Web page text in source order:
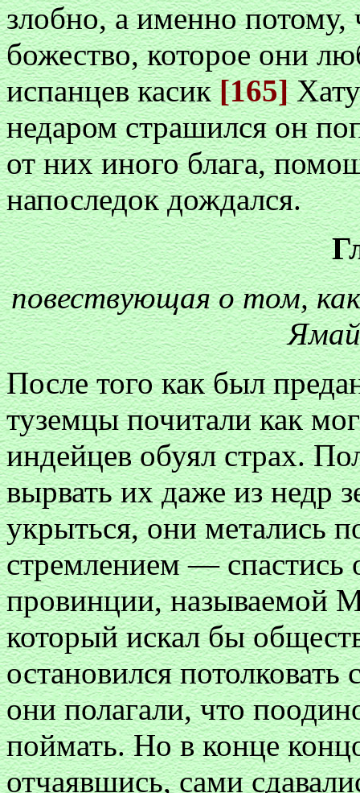
злобно, а именно потому,
божество, которое они
испанцев касик[165]
недаром страшился он
от них иного блага,
напоследок дождался.
повествующая о том,
После того как был
туземцы почитали как
индейцев обуял страх.
вырвать их даже из недр
укрыться, они метались
стремлением — спастись
провинции, называемой
который искал бы
остановился
они полагали, что
поймать. Но в конце
отчаявшись, сами